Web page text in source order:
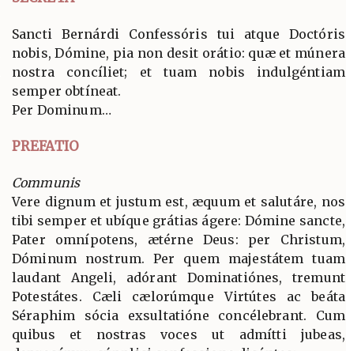
Sancti Bernárdi Confessóris tui atque Doctóris
nobis, Dómine, pia non desit orátio: quæ et múnera
nostra concíliet; et tuam nobis indulgéntiam
semper obtíneat.
Per Dominum…
PREFATIO
Communis
Vere dignum et justum est, æquum et salutáre, nos
tibi semper et ubíque grátias ágere: Dómine sancte,
Pater omnípotens, ætérne Deus: per Christum,
Dóminum nostrum. Per quem majestátem tuam
laudant Angeli, adórant Dominatiónes, tremunt
Potestátes. Cæli cælorúmque Virtútes ac beáta
Séraphim sócia exsultatióne concélebrant. Cum
quibus et nostras voces ut admítti jubeas,